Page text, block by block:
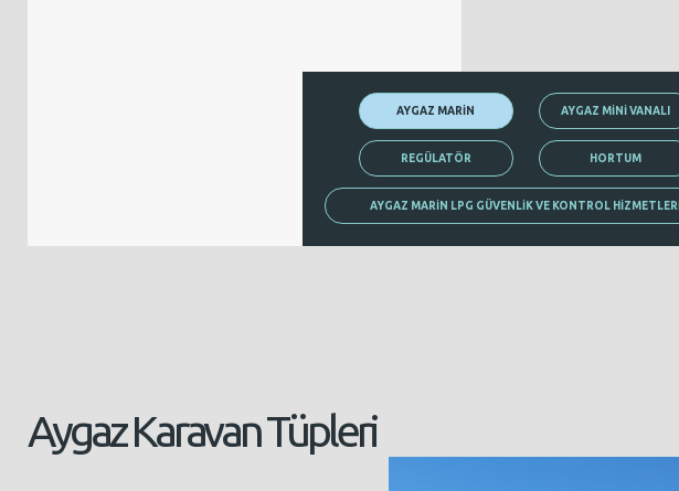
AYGAZ MARİN AYGAZ MİNİ VANALI
REGÜLATÖR HORTUM
AYGAZ MARİN LPG GÜVENLİK VE KONTROL HİZMETLERİ
Aygaz Karavan Tüpleri